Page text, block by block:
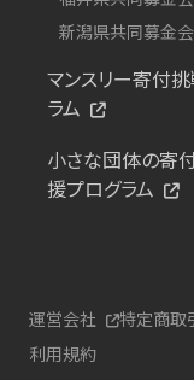
新潟県共同募金会
マンスリー寄付
ラム
小さな団体の寄
援プログラム
運営会社 特定商取
利用規約